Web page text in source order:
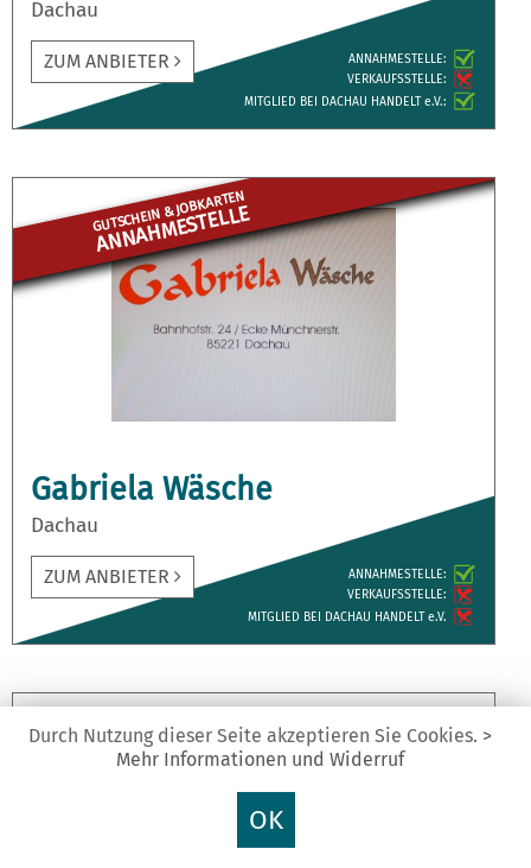
Dachau
ZUM ANBIETER
ANNAH­MESTELLE:
VERKAUFS­STELLE:
MITGLIED BEI DACHAU HANDELT e.V.:
GUTSCHEIN & JOBKARTEN
ANNAHME­STELLE
Gabriela Wäsche
Dachau
ZUM ANBIETER
ANNAH­MESTELLE:
VERKAUFS­STELLE:
MITGLIED BEI DACHAU HANDELT e.V.
Durch Nutzung dieser Seite akzeptieren Sie Cookies. >
Mehr Informationen und Widerruf
OK